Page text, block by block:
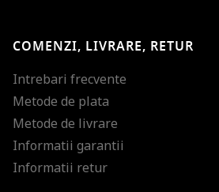
COMENZI, LIVRARE, RETUR
Intrebari frecvente
Metode de plata
Metode de livrare
Informatii garantii
Informatii retur